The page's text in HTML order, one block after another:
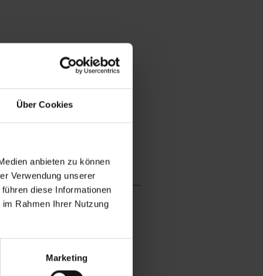
Über Cookies
anbieten zu können
Verwendung unserer
diese Informationen
Rahmen Ihrer Nutzung
Marketing